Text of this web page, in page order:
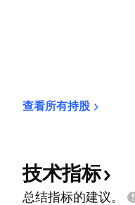
查看所有持股
技术指标
总结指标的建议。